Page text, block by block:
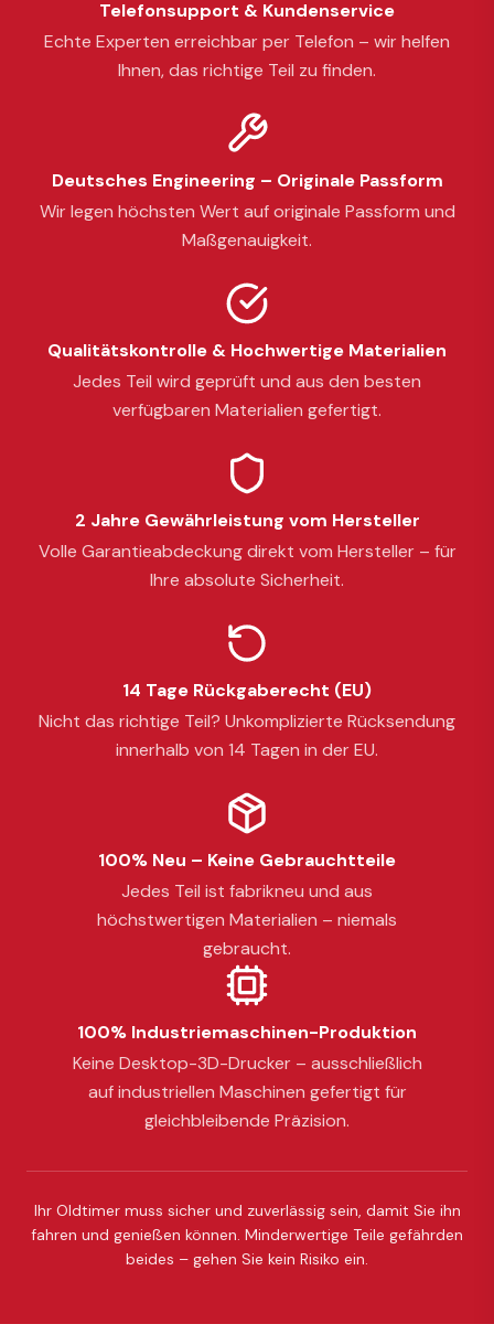
Telefonsupport & Kundenservice
Echte Experten erreichbar per Telefon – wir helfen
Ihnen, das richtige Teil zu finden.
Deutsches Engineering – Originale Passform
Wir legen höchsten Wert auf originale Passform und
Maßgenauigkeit.
Qualitätskontrolle & Hochwertige Materialien
Jedes Teil wird geprüft und aus den besten
verfügbaren Materialien gefertigt.
2 Jahre Gewährleistung vom Hersteller
Volle Garantieabdeckung direkt vom Hersteller – für
Ihre absolute Sicherheit.
14 Tage Rückgaberecht (EU)
Nicht das richtige Teil? Unkomplizierte Rücksendung
innerhalb von 14 Tagen in der EU.
100% Neu – Keine Gebrauchtteile
Jedes Teil ist fabrikneu und aus
höchstwertigen Materialien – niemals
gebraucht.
100% Industriemaschinen-Produktion
Keine Desktop-3D-Drucker – ausschließlich
auf industriellen Maschinen gefertigt für
gleichbleibende Präzision.
Ihr Oldtimer muss sicher und zuverlässig sein, damit Sie ihn
fahren und genießen können. Minderwertige Teile gefährden
beides – gehen Sie kein Risiko ein.